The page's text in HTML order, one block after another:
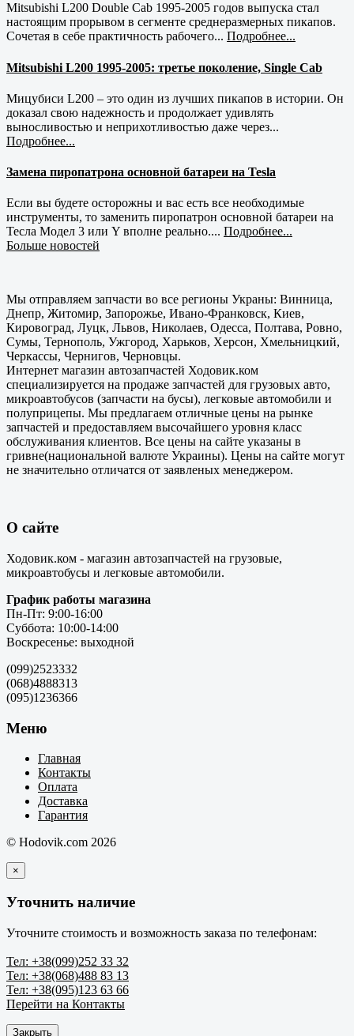
Mitsubishi L200 Double Cab 1995-2005 годов выпуска стал
настоящим прорывом в сегменте среднеразмерных пикапов.
Сочетая в себе практичность рабочего... Подробнее...
Mitsubishi L200 1995-2005: третье поколение, Single Cab
Мицубиси L200 – это один из лучших пикапов в истории. Он
доказал свою надежность и продолжает удивлять
выносливостью и неприхотливостью даже через...
Подробнее...
Замена пиропатрона основной батареи на Tesla
Если вы будете осторожны и вас есть все необходимые
инструменты, то заменить пиропатрон основной батареи на
Тесла Модел 3 или Y вполне реально.... Подробнее...
Больше новостей
Мы отправляем запчасти во все регионы Украны: Винница,
Днепр, Житомир, Запорожье, Ивано-Франковск, Киев,
Кировоград, Луцк, Львов, Николаев, Одесса, Полтава, Ровно,
Сумы, Тернополь, Ужгород, Харьков, Херсон, Хмельницкий,
Черкассы, Чернигов, Черновцы.
Интернет магазин автозапчастей Ходовик.ком
специализируется на продаже запчастей для грузовых авто,
микроавтобусов (запчасти на бусы), легковые автомобили и
полуприцепы. Мы предлагаем отличные цены на рынке
запчастей и предоставляем высочайшего уровня класс
обслуживания клиентов. Все цены на сайте указаны в
гривне(национальной валюте Украины). Цены на сайте могут
не значительно отличатся от заявленых менеджером.
О сайте
Ходовик.ком - магазин автозапчастей на грузовые,
микроавтобусы и легковые автомобили.
График работы магазина
Пн-Пт: 9:00-16:00
Суббота: 10:00-14:00
Воскресенье: выходной
(099)2523332
(068)4888313
(095)1236366
Меню
Главная
Контакты
Оплата
Доставка
Гарантия
© Hodovik.com 2026
×
Уточнить наличие
Уточните стоимость и возможность заказа по телефонам:
Тел: +38(099)252 33 32
Тел: +38(068)488 83 13
Тел: +38(095)123 63 66
Перейти на Контакты
Закрыть